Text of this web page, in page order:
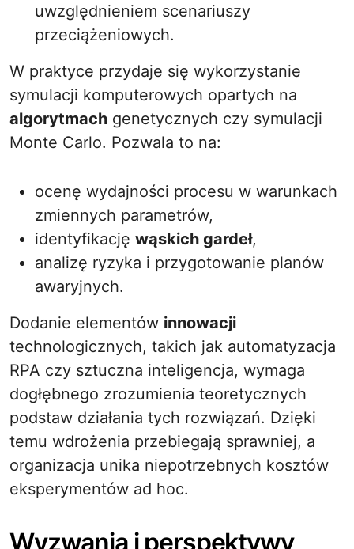
uwzględnieniem scenariuszy
przeciążeniowych.
W praktyce przydaje się wykorzystanie
symulacji komputerowych opartych na
algorytmach genetycznych czy symulacji
Monte Carlo. Pozwala to na:
ocenę wydajności procesu w warunkach
zmiennych parametrów,
identyfikację wąskich gardeł,
analizę ryzyka i przygotowanie planów
awaryjnych.
Dodanie elementów innowacji
technologicznych, takich jak automatyzacja
RPA czy sztuczna inteligencja, wymaga
dogłębnego zrozumienia teoretycznych
podstaw działania tych rozwiązań. Dzięki
temu wdrożenia przebiegają sprawniej, a
organizacja unika niepotrzebnych kosztów
eksperymentów ad hoc.
Wyzwania i perspektywy